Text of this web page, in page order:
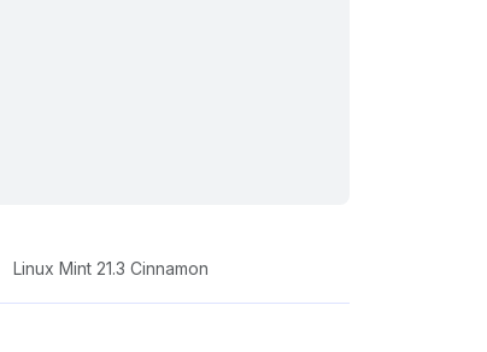
Linux Mint 21.3 Cinnamon